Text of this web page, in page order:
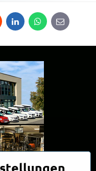
LinkedInWhatsApp
E-
mail